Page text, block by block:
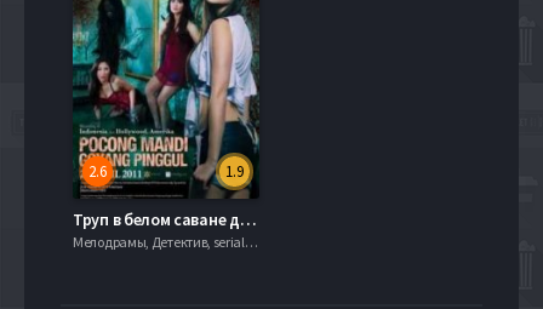
1.9
2.6
Труп в белом саване дрожит, но продолжает принимать ванну (2011)
Мелодрамы, Детектив, serial.mob